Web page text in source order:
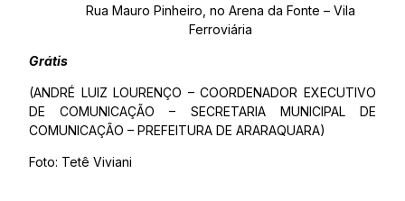
Rua Mauro Pinheiro, no Arena da Fonte – Vila
Ferroviária
Grátis
(ANDRÉ LUIZ LOURENÇO – COORDENADOR EXECUTIVO
DE COMUNICAÇÃO – SECRETARIA MUNICIPAL DE
COMUNICAÇÃO – PREFEITURA DE ARARAQUARA)
Foto: Tetê Viviani